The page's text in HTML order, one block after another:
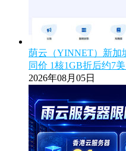
荫云（YINNET）新加
同价 1核1GB折后约7美
2026年08月05日